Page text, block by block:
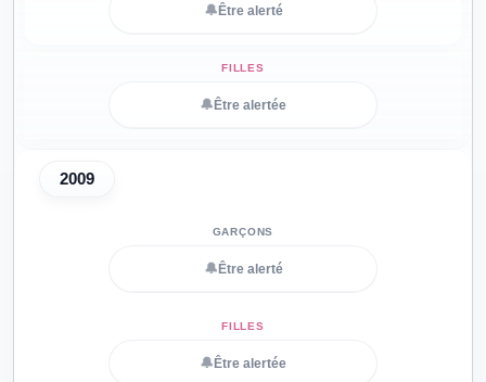
🔔 Être alerté
🔔 Être alertée
2009
🔔 Être alerté
🔔 Être alertée